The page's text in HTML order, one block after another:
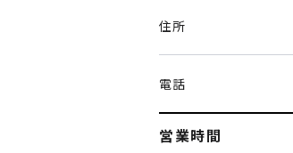
住所
電話
営業時間